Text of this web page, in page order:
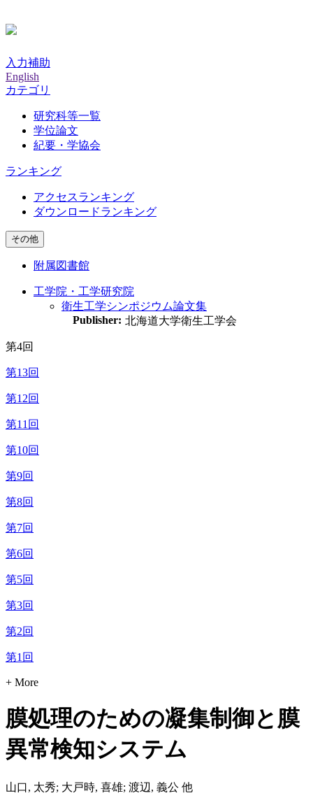
入力補助
English
カテゴリ
研究科等一覧
学位論文
紀要・学協会
ランキング
アクセスランキング
ダウンロードランキング
その他
附属図書館
工学院・工学研究院
衛生工学シンポジウム論文集
Publisher: 北海道大学衛生工学会
第4回
第13回
第12回
第11回
第10回
第9回
第8回
第7回
第6回
第5回
第3回
第2回
第1回
+ More
膜処理のための凝集制御と膜
異常検知システム
山口, 太秀; 大戸時, 喜雄; 渡辺, 義公 他